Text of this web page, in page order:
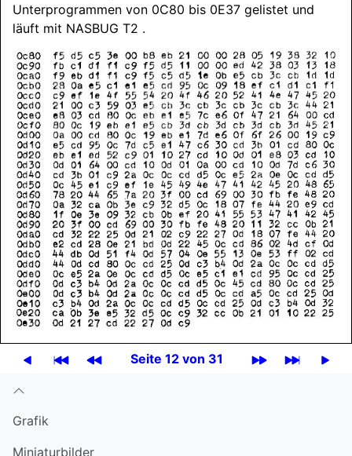
Unterprogrammen von 0C80 bis 0E37 gelistet und
läuft mit NASBUG T2 .
Seite 12 von 31
Grafik
Miniatur­bilder